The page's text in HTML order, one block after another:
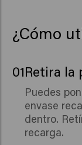
¿Cómo
01Retira la
Puedes
envase
dentro.
recarga.